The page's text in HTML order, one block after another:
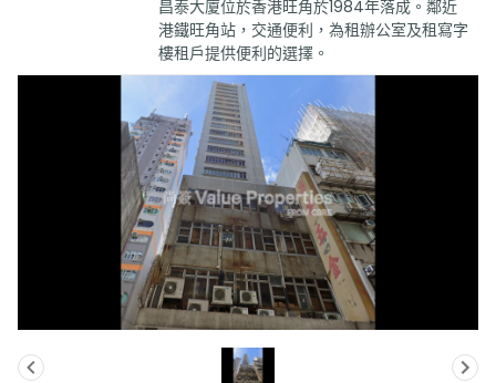
昌泰大廈位於香港旺角於1984年落成。鄰近
港鐵旺角站，交通便利，為租辦公室及租寫字
樓租戶提供便利的選擇。